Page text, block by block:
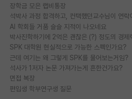
장학금 모은 랩비통장
AI 학회들 거품 슬슬 지적이 나오네요
SPK 대학원 현실적으로 가능한 스펙인가요?
근데 여기는 왜 그렇게 SPK를 물어보는거임?
석사가 1저자 논문 가져가는게 흔한건가요?
면접 복장
편입생 학부연구생 질문